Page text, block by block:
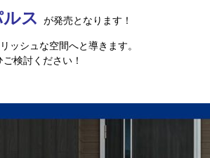
ス が発売となります！
ッシュな空間へと導きます。
検討ください！